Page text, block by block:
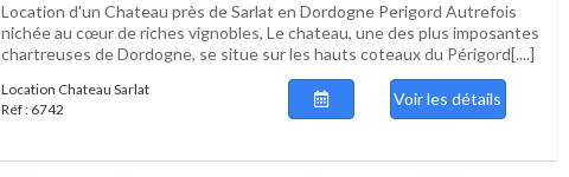
Location d'un Chateau près de Sarlat en Dordogne Perigord Autrefois
nichée au cœur de riches vignobles, Le chateau, une des plus imposantes
chartreuses de Dordogne, se situe sur les hauts coteaux du Périgord[....]
Location Chateau Sarlat
Réf : 6742
Voir les détails